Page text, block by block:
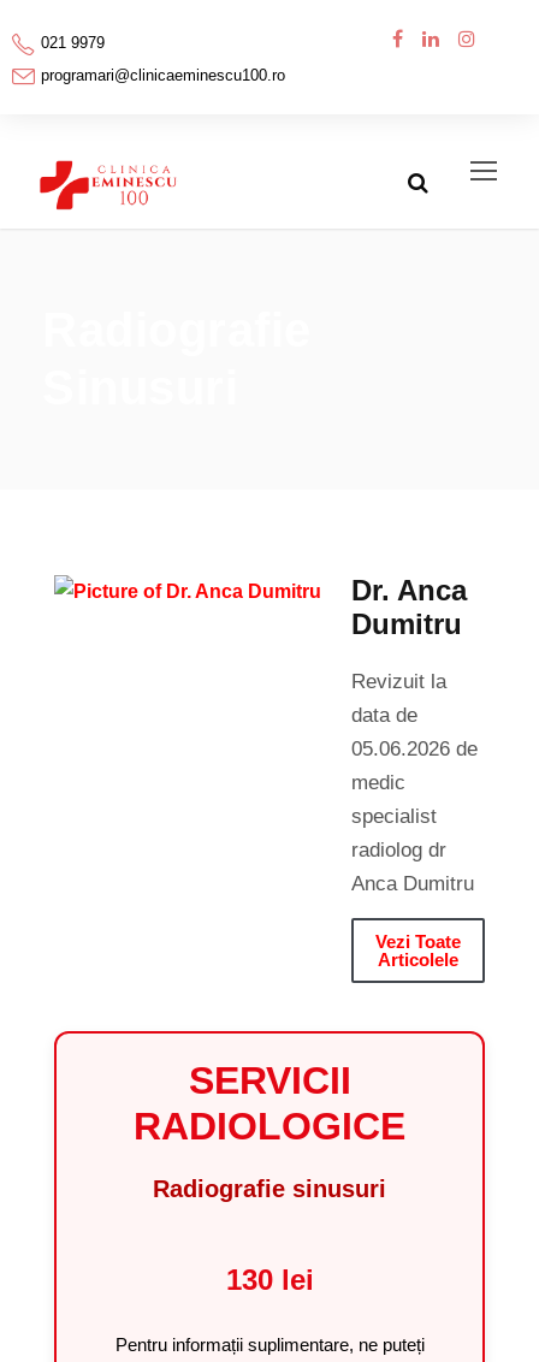
021 9979
programari@clinicaeminescu100.ro
Dr. Anca
Dumitru
Revizuit la
data de
05.06.2026 de
medic
specialist
radiolog dr
Anca Dumitru
Vezi Toate
Articolele
SERVICII
RADIOLOGICE
Radiografie sinusuri
130 lei
Pentru informații suplimentare, ne puteți